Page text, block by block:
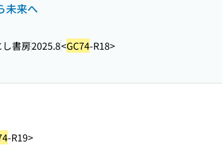
未来へ
し書房2025.8<GC74-R18>
-R19>